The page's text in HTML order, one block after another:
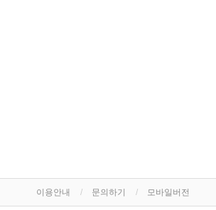
이용안내 문의하기 모바일버전